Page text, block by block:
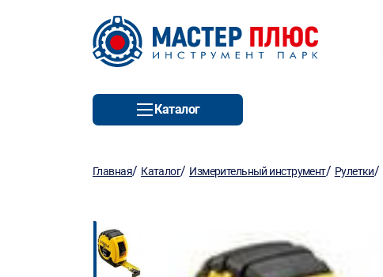
Каталог
Главная/ Каталог/ Измерительный инструмент/ Рулетки/